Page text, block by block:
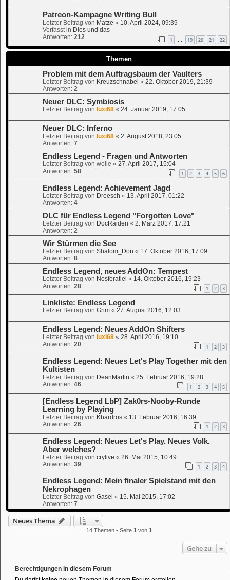
Patreon-Kampagne Writing Bull
Letzter Beitrag von Matze « 10. April 2024, 09:39
Verfasst in Dies und das
Antworten: 212 1 19 20 21 22
Themen
Problem mit dem Auftragsbaum der Vaulters
Letzter Beitrag von Kreuzschnabel « 22. Oktober 2019, 21:39
Antworten: 2
Neuer DLC: Symbiosis
Letzter Beitrag von luxi68 « 24. Januar 2019, 17:05
Neuer DLC: Inferno
Letzter Beitrag von luxi68 « 2. August 2018, 23:05
Antworten: 7
Endless Legend - Fragen und Antworten
Letzter Beitrag von wolle « 27. April 2017, 15:04
Antworten: 58 1 2 3 4 5 6
Endless Legend: Achievement Jagd
Letzter Beitrag von Dreesch « 13. April 2017, 01:22
Antworten: 4
DLC für Endless Legend "Forgotten Love"
Letzter Beitrag von DocRaiden « 2. März 2017, 17:21
Antworten: 2
Wir Stürmen die See
Letzter Beitrag von Shalom_Don « 17. Oktober 2016, 17:09
Antworten: 8
Endless Legend, neues AddOn: Tempest
Letzter Beitrag von Nosferatiel « 14. Oktober 2016, 19:23
Antworten: 28 1 2 3
Linkliste: Endless Legend
Letzter Beitrag von Grim « 27. August 2016, 12:03
Endless Legend: Neues AddOn Shifters
Letzter Beitrag von luxi68 « 28. April 2016, 19:10
Antworten: 20 1 2 3
Endless Legend: Neues Let's Play Together mit den
Kultisten
Letzter Beitrag von DeanMartin « 25. Februar 2016, 19:28
Antworten: 46 1 2 3 4 5
[Endless Legend LbP] Zak0rs-Nooby-Runde
Learning by Playing
Letzter Beitrag von Khardros « 13. Februar 2016, 16:39
Antworten: 26 1 2 3
Endless Legend: Neues Let's Play. Neues Volk.
Aber welches?
Letzter Beitrag von crylive « 26. Mai 2015, 10:49
Antworten: 39 1 2 3 4
Endless Legend: Mein finaler Spielstand mit den
Nekrophagen
Letzter Beitrag von Gasel « 15. Mai 2015, 17:02
Antworten: 7
Neues Thema
14 Themen • Seite1 von1
Gehe zu
Berechtigungen in diesem Forum